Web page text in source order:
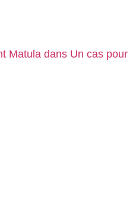
Matula dans Un cas pour